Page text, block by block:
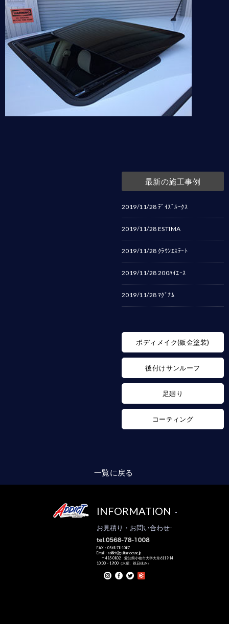
最新の施工事例
2019/11/28 ﾃﾞｲｽﾞﾙｰｸｽ
2019/11/28 ESTIMA
2019/11/28 ｸﾗｳﾝｴｽﾃｰﾄ
2019/11/28 200ﾊｲｴｰｽ
2019/11/28 ﾏｸﾞﾅﾑ
ボディメイク(鈑金塗装)
後付けサンルーフ
足廻り
コーティング
一覧に戻る
INFORMATION
-
お見積り・お問い合わせ-
FAX：0568-78-1087
Email：addict@guitar.ocn.ne.jp
〒485-0802 愛知県小牧市大字大草6119-14
10:00－19:00（水曜、祝日休み）